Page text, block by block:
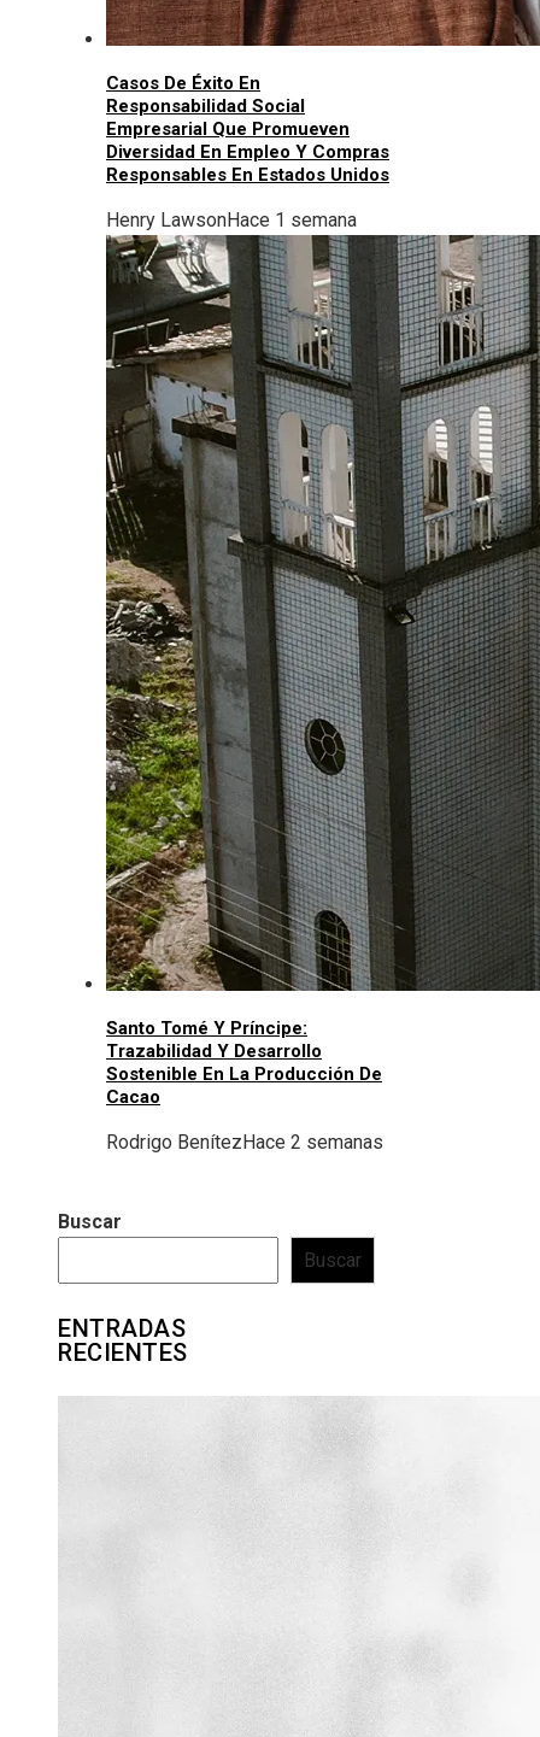
Casos De Éxito En
Responsabilidad Social
Empresarial Que Promueven
Diversidad En Empleo Y Compras
Responsables En Estados Unidos
Henry LawsonHace 1 semana
Santo Tomé Y Príncipe:
Trazabilidad Y Desarrollo
Sostenible En La Producción De
Cacao
Rodrigo BenítezHace 2 semanas
Buscar
Buscar
ENTRADAS
RECIENTES